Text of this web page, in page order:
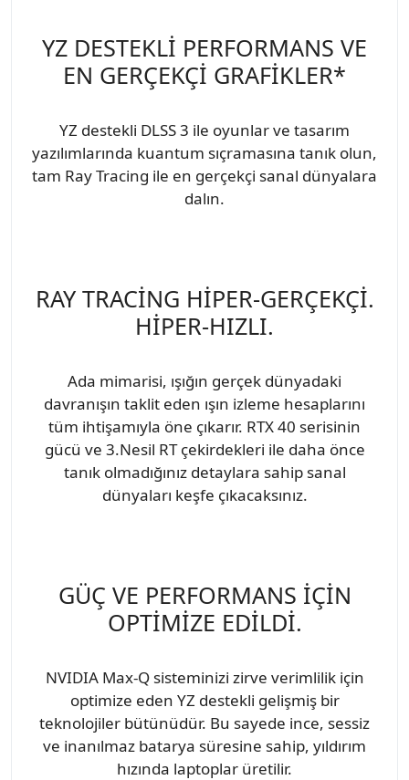
YZ DESTEKLİ PERFORMANS VE
EN GERÇEKÇİ GRAFİKLER*
YZ destekli DLSS 3 ile oyunlar ve tasarım
yazılımlarında kuantum sıçramasına tanık olun,
tam Ray Tracing ile en gerçekçi sanal dünyalara
dalın.
RAY TRACİNG HİPER-GERÇEKÇİ.
HİPER-HIZLI.
Ada mimarisi, ışığın gerçek dünyadaki
davranışın taklit eden ışın izleme hesaplarını
tüm ihtişamıyla öne çıkarır. RTX 40 serisinin
gücü ve 3.Nesil RT çekirdekleri ile daha önce
tanık olmadığınız detaylara sahip sanal
dünyaları keşfe çıkacaksınız.
GÜÇ VE PERFORMANS İÇİN
OPTİMİZE EDİLDİ.
NVIDIA Max-Q sisteminizi zirve verimlilik için
optimize eden YZ destekli gelişmiş bir
teknolojiler bütünüdür. Bu sayede ince, sessiz
ve inanılmaz batarya süresine sahip, yıldırım
hızında laptoplar üretilir.